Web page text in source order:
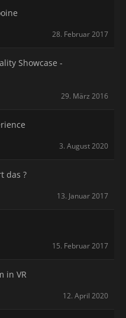
28. Februar 2017
Showcase -
29. März 2016
3. August 2020
das ?
13. Januar 2017
15. Februar 2017
in VR
12. April 2020